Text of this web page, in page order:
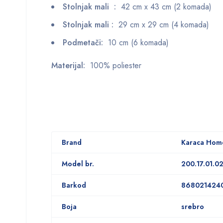
Stolnjak mali : 42 cm x 43 cm (2 komada)
Stolnjak mali : 29 cm x 29 cm (4 komada)
Podmetači: 10 cm (6 komada)
Materijal: 100% poliester
Brand Karaca
Model br.
Barkod
Boja srebro